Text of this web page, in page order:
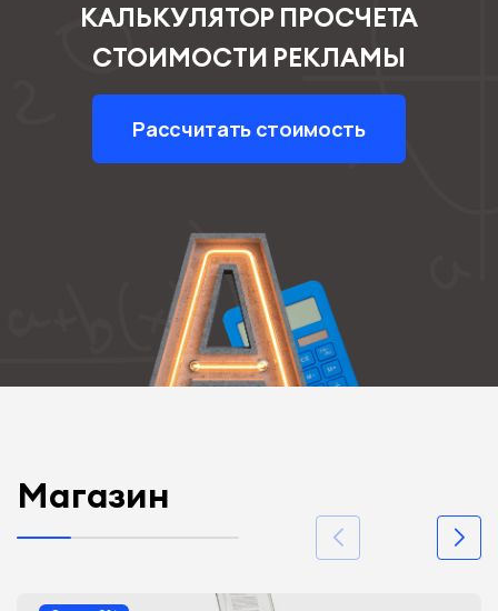
КАЛЬКУЛЯТОР ПРОСЧЕТА
СТОИМОСТИ РЕКЛАМЫ
Рассчитать стоимость
Магазин